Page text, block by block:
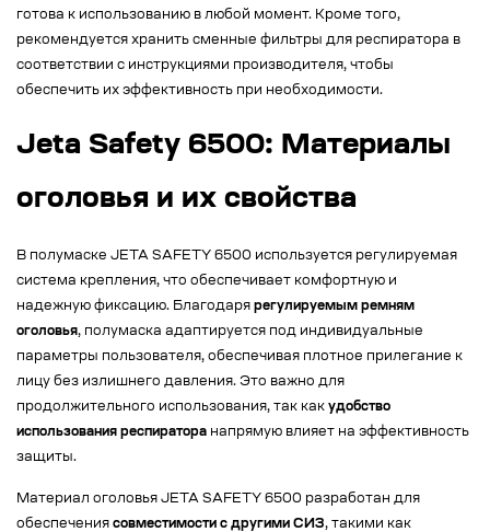
готова к использованию в любой момент. Кроме того,
рекомендуется хранить сменные фильтры для респиратора в
соответствии с инструкциями производителя, чтобы
обеспечить их эффективность при необходимости.
Jeta Safety 6500: Материалы
оголовья и их свойства
В полумаске JETA SAFETY 6500 используется регулируемая
система крепления, что обеспечивает комфортную и
надежную фиксацию. Благодаря регулируемым ремням
оголовья, полумаска адаптируется под индивидуальные
параметры пользователя, обеспечивая плотное прилегание к
лицу без излишнего давления. Это важно для
продолжительного использования, так как удобство
использования респиратора напрямую влияет на эффективность
защиты.
Материал оголовья JETA SAFETY 6500 разработан для
обеспечения совместимости с другими СИЗ, такими как